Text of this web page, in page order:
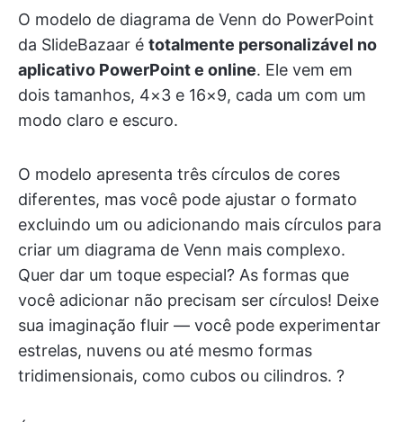
O modelo de diagrama de Venn do PowerPoint
da SlideBazaar é totalmente personalizável no
aplicativo PowerPoint e online. Ele vem em
dois tamanhos, 4×3 e 16×9, cada um com um
modo claro e escuro.
O modelo apresenta três círculos de cores
diferentes, mas você pode ajustar o formato
excluindo um ou adicionando mais círculos para
criar um diagrama de Venn mais complexo.
Quer dar um toque especial? As formas que
você adicionar não precisam ser círculos! Deixe
sua imaginação fluir — você pode experimentar
estrelas, nuvens ou até mesmo formas
tridimensionais, como cubos ou cilindros. ?